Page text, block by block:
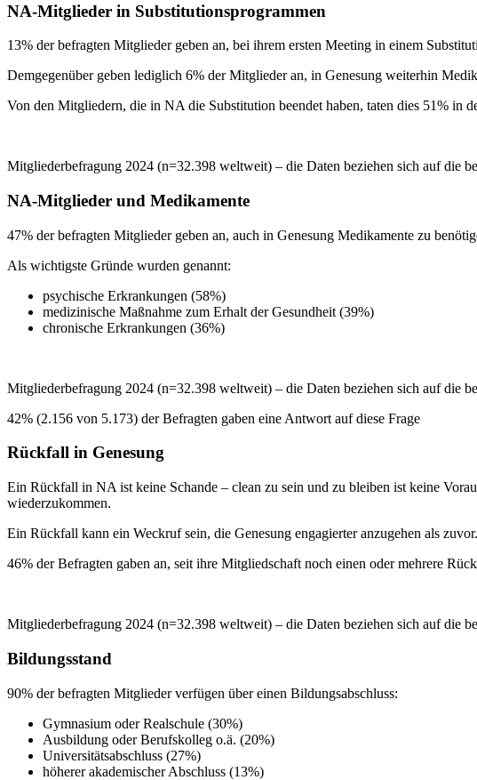
NA-Mitglieder in Substitutionsprogrammen
13% der befragten Mitglieder geben an, bei ihrem ersten Meeting in einem
Demgegenüber geben lediglich 6% der Mitglieder an, in Genesung weiterhin
Von den Mitgliedern, die in NA die Substitution beendet haben, taten dies 51% in
Mitgliederbefragung 2024 (n=32.398 weltweit) – die Daten beziehen sich auf die
NA-Mitglieder und Medikamente
47% der befragten Mitglieder geben an, auch in Genesung Medikamente zu
Als wichtigste Gründe wurden genannt:
psychische Erkrankungen (58%)
medizinische Maßnahme zum Erhalt der Gesundheit (39%)
chronische Erkrankungen (36%)
Mitgliederbefragung 2024 (n=32.398 weltweit) – die Daten beziehen sich auf die
42% (2.156 von 5.173) der Befragten gaben eine Antwort auf diese Frage
Rückfall in Genesung
Ein Rückfall in NA ist keine Schande – clean zu sein und zu bleiben ist keine
wiederzukommen.
Ein Rückfall kann ein Weckruf sein, die Genesung engagierter anzugehen als zuvor.
46% der Befragten gaben an, seit ihre Mitgliedschaft noch einen oder mehrere
Mitgliederbefragung 2024 (n=32.398 weltweit) – die Daten beziehen sich auf die
Bildungsstand
90% der befragten Mitglieder verfügen über einen Bildungsabschluss:
Gymnasium oder Realschule (30%)
Ausbildung oder Berufskolleg o.ä. (20%)
Universitätsabschluss (27%)
höherer akademischer Abschluss (13%)